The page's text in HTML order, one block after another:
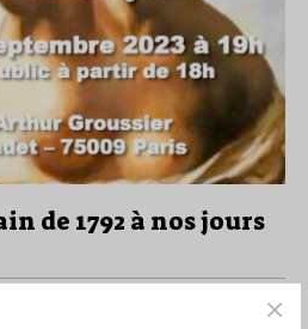
de 1792 à nos jours